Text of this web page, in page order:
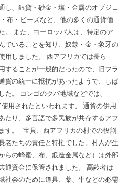
し、銀貨・砂金・塩・金属のオブジェ
布・ビーズなど、他の多くの通貨価
。 また、ヨーロッパ人は、特定のア
でいることを知り、奴隷・金・象牙の
用しました。 西アフリカでは長ら
することが一般的だったので、旧フラ
貨の統一に抵抗があったようで、しば
。 コンゴのクバ地域などでは、
用されたといわれます。 通貨の併用
たり、多言語で多民族が共存するアフ
す。 宝貝、西アフリカの村での役割
老たちの責任と特権でした。村人が生
らの蜂蜜、布、鍛造金属など）は外部
通資金に保管されました。 高齢者は
社会のために道具、薬、牛などの必需